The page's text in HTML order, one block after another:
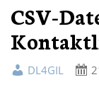
CSV-
DL4GIL